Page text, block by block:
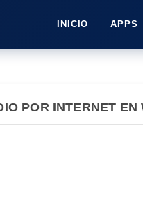
INICIO APPS
POR INTERNET EN